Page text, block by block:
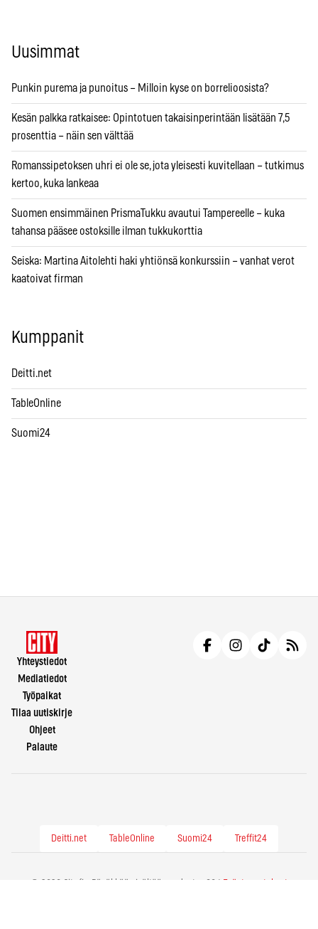
Uusimmat
Punkin purema ja punoitus – Milloin kyse on borrelioosista?
Kesän palkka ratkaisee: Opintotuen takaisinperintään lisätään 7,5
prosenttia – näin sen välttää
Romanssipetoksen uhri ei ole se, jota yleisesti kuvitellaan – tutkimus
kertoo, kuka lankeaa
Suomen ensimmäinen PrismaTukku avautui Tampereelle – kuka
tahansa pääsee ostoksille ilman tukkukorttia
Seiska: Martina Aitolehti haki yhtiönsä konkurssiin – vanhat verot
kaatoivat firman
Kumppanit
Deitti.net
TableOnline
Suomi24
Yhteystiedot
Mediatiedot
Työpaikat
Tilaa uutiskirje
Ohjeet
Palaute
Deitti.net TableOnline Suomi24 Treffit24